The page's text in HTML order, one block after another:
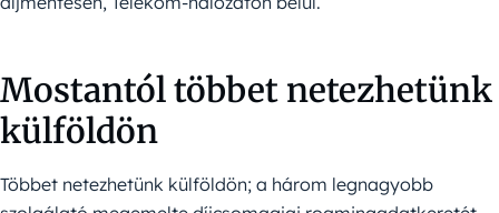
Mostantól többet netezhetünk
külföldön
Többet netezhetünk külföldön; a három legnagyobb